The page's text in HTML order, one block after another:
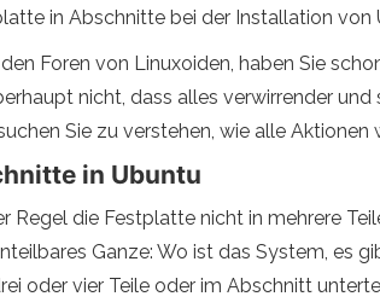
in Abschnitte bei der Installation von
Foren von Linuxoiden, haben Sie
nicht, dass alles verwirrender
Sie zu verstehen, wie alle Aktionen
in Ubuntu
Regel die Festplatte nicht in mehrere
Ganze: Wo ist das System, es
oder vier Teile oder im Abschnitt